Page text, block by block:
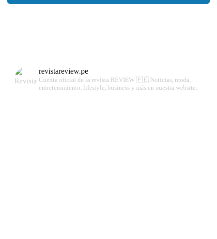
revistareview.pe
Cuenta oficial de la revista REVIEW 🇵🇪 Noticias, moda,
entretenimiento, lifestyle, business y más en nuestra website.